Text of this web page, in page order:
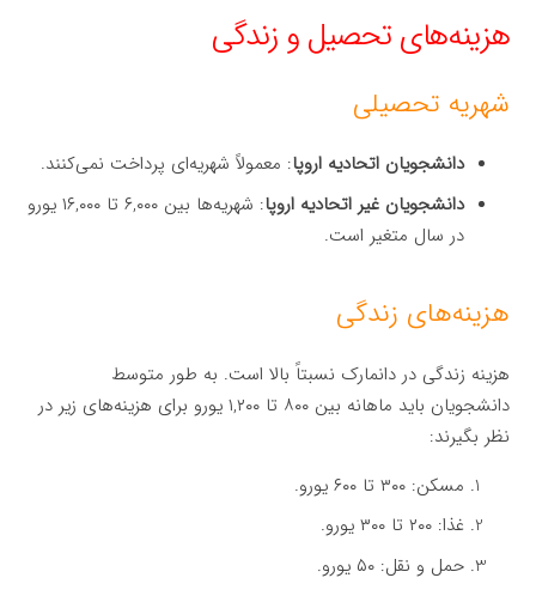
هزینه‌های تحصیل و زندگی
شهریه تحصیلی
دانشجویان اتحادیه اروپا: معمولاً شهریه‌ای پرداخت نمی‌کنند.
دانشجویان غیر اتحادیه اروپا
: شهریه‌ها بین ۶,۰۰۰ تا ۱۶,۰۰۰ یورو
در سال متغیر است.
هزینه‌های زندگی
هزینه زندگی در دانمارک نسبتاً بالا است. به طور متوسط
دانشجویان باید ماهانه بین ۸۰۰ تا ۱,۲۰۰ یورو برای هزینه‌های زیر در
نظر بگیرند:
مسکن: ۳۰۰ تا ۶۰۰ یورو.
غذا: ۲۰۰ تا ۳۰۰ یورو.
حمل و نقل: ۵۰ یورو.